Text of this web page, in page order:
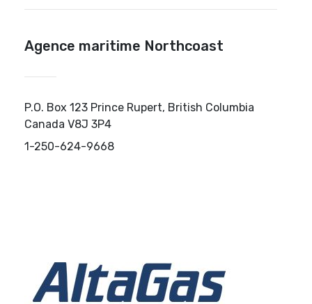
Agence maritime Northcoast
P.O. Box 123 Prince Rupert, British Columbia
Canada V8J 3P4
1-250-624-9668